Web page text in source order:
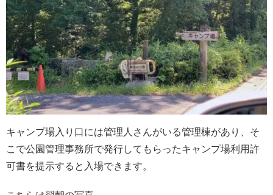
キャンプ場入り口には管理人さんがいる管理棟があり、そ
こで公園管理事務所で発行してもらったキャンプ場利用許
可書を提示すると入場できます。